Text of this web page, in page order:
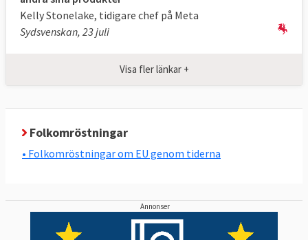
Kelly Stonelake, tidigare chef på Meta
Sydsvenskan, 23 juli
Visa fler länkar +
Folkomröstningar
• Folkomröstningar om EU genom tiderna
Annonser